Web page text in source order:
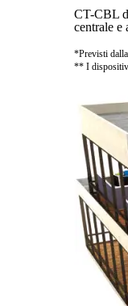
CT-CBL
centrale e
*Previsti
** I